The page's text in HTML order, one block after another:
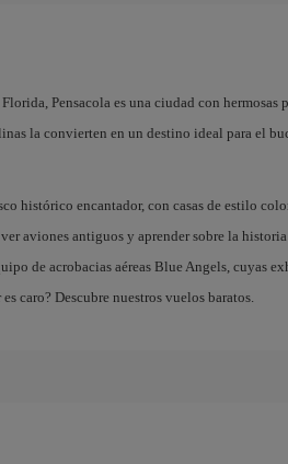
Pensacola es una ciudad con hermosas
la convierten en un destino ideal para el
histórico encantador, con casas de estilo
aviones antiguos y aprender sobre la
de acrobacias aéreas Blue Angels, cuyas
caro? Descubre nuestros vuelos baratos.